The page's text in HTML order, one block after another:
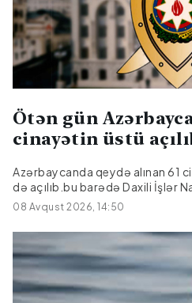
Ötən gün
cinayətin üstü
Azərbaycanda qeydə alınan 61
də açılıb.bu barədə Daxili İşlər
yayıb.Bildirilib ki, onlardan 17-si
qalan cinayətlərdir.
08 Avqust 2026, 14:50